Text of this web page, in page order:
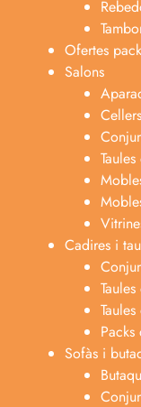
Ofertes
Salons
Cellers
Cadires i
Sofàs i